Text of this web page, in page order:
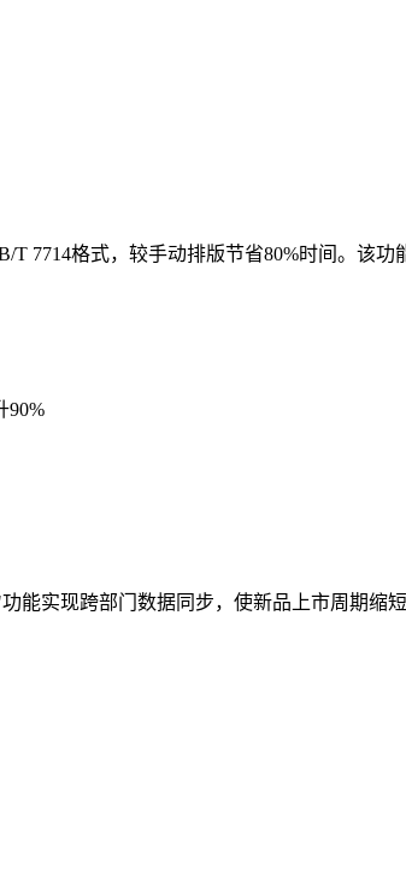
7714格式，较手动排版节省80%时间。该功
90%
能实现跨部门数据同步，使新品上市周期缩